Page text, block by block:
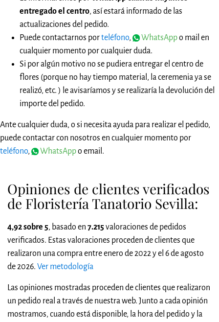
entregado el centro, así estará informado de las
actualizaciones del pedido.
Puede contactarnos porteléfono, WhatsAppo mail en
cualquier momento por cualquier duda.
Si por algún motivo no se pudiera entregar el centro de
flores (porque no hay tiempo material, la ceremenia ya se
realizó, etc. ) le avisaríamos y se realizaría la devolución del
importe del pedido.
Ante cualquier duda, o si necesita ayuda para realizar el pedido,
puede contactar con nosotros en cualquier momento por
teléfono, WhatsAppo email.
Opiniones de clientes verificados
de Floristería Tanatorio Sevilla:
4,92 sobre 5, basado en 7.215valoraciones de pedidos
verificados. Estas valoraciones proceden de clientes que
realizaron una compra entre enero de 2022 y el 6 de agosto
de 2026. Ver metodología
Las opiniones mostradas proceden de clientes que realizaron
un pedido real a través de nuestra web. Junto a cada opinión
mostramos, cuando está disponible, la hora del pedido y la